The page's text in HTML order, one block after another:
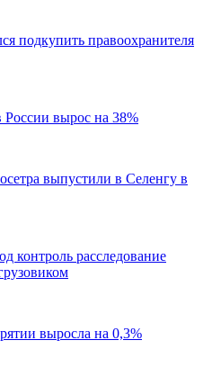
подкупить правоохранителя
вырос на 38%
выпустили в Селенгу в
контроль расследование
выросла на 0,3%